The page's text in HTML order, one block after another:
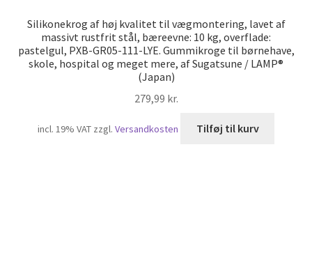
Silikonekrog af høj kvalitet til vægmontering, lavet af
massivt rustfrit stål, bæreevne: 10 kg, overflade:
pastelgul, PXB-GR05-111-LYE. Gummikroge til børnehave,
skole, hospital og meget mere, af Sugatsune / LAMP®
(Japan)
279,99 kr.
incl. 19% VAT zzgl. Versandkosten Tilføj til kurv